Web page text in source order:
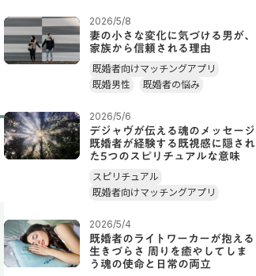
2026/5/8
妻の小さな変化に気づける男が、
家族から信頼される理由
既婚者向けマッチングアプリ
既婚男性
既婚者の悩み
2026/5/6
デジャヴが伝える魂のメッセージ
既婚者が経験する既視感に隠され
た5つのスピリチュアルな意味
スピリチュアル
既婚者向けマッチングアプリ
2026/5/4
既婚者のライトワーカーが抱える
生きづらさ 周りを癒やしてしま
う魂の使命と日常の両立